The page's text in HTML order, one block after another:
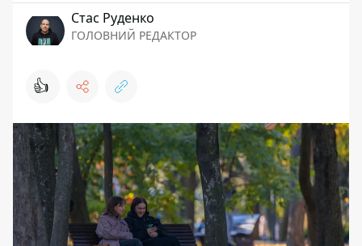
Стас Руденко
ГОЛОВНИЙ РЕДАКТОР
👍